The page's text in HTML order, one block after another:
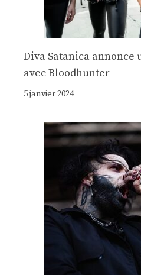
Diva Satanica annonce
avec Bloodhunter
5 janvier 2024